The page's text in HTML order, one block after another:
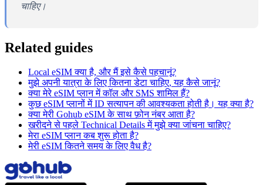
चाहिए।
Related guides
Local eSIM क्या है, और मैं इसे कैसे पहचानूं?
मुझे अपनी यात्रा के लिए कितना डेटा चाहिए, यह कैसे जानूं?
क्या मेरे eSIM प्लान में कॉल और SMS शामिल हैं?
कुछ eSIM प्लानों में ID सत्यापन की आवश्यकता होती है। यह क्या है?
क्या मेरी Gohub eSIM के साथ फ़ोन नंबर आता है?
खरीदने से पहले Technical Details में मुझे क्या जांचना चाहिए?
मेरा eSIM प्लान कब शुरू होता है?
मेरी eSIM कितने समय के लिए वैध है?